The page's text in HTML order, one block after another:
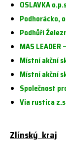
OSLAVKA
Podhorácko,
Podhůří
MAS LEADER
Místní akční
Místní akční
Společnost
Via rustica
Zlínský kraj